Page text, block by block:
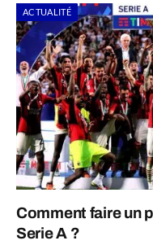
ACTUALITÉ
Comment faire un
Serie A ?